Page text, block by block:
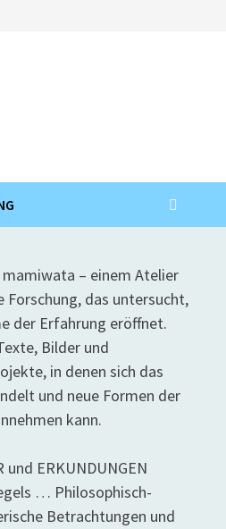
– einem Atelier
Forschung, das untersucht,
der Erfahrung eröffnet.
Bilder und
in denen sich das
und neue Formen der
kann.
und ERKUNDUNGEN
… Philosophisch-
Betrachtungen und